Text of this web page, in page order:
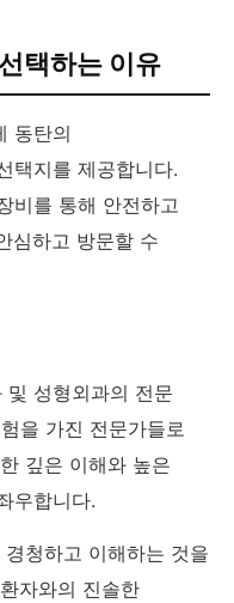
택하는 이유
동탄의
택지를 제공합니다.
비를 통해 안전하고
심하고 방문할 수
및 성형외과의 전문
을 가진 전문가들로
깊은 이해와 높은
우합니다.
청하고 이해하는 것을
자와의 진솔한